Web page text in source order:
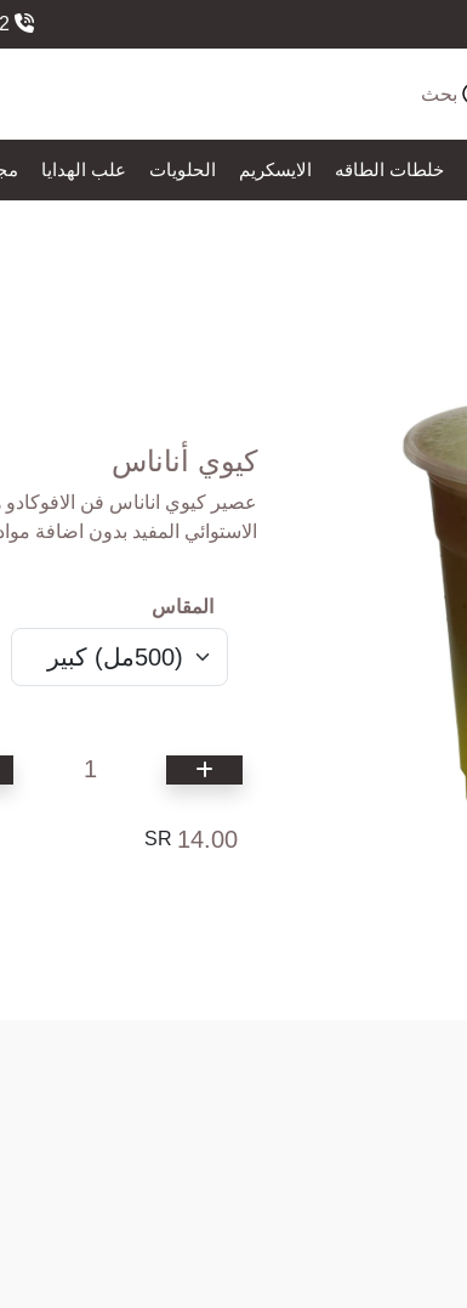
بحث
خلطات الطاقه الايسكريم الحلويات علب الهدايا
كيوي أناناس
عصير كيوي اناناس فن
الاستوائي المفيد بدون اضافة
المقاس
1
14.00
SR